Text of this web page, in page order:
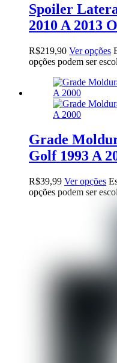
Spoiler
2010 A 2013
R$219,90 Ver opções
opções podem ser
Grade
Golf 1993 A
R$39,99 Ver opções
opções podem ser